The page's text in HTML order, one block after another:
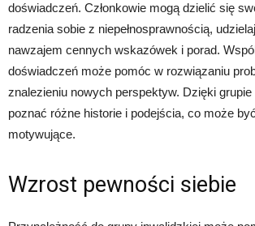
doświadczeń. Członkowie mogą dzielić się
radzenia sobie z niepełnosprawnością,
nawzajem cennych wskazówek i porad.
doświadczeń może pomóc w rozwiązaniu
znalezieniu nowych perspektyw. Dzięki
poznać różne historie i podejścia, co może
motywujące.
Wzrost pewności siebie